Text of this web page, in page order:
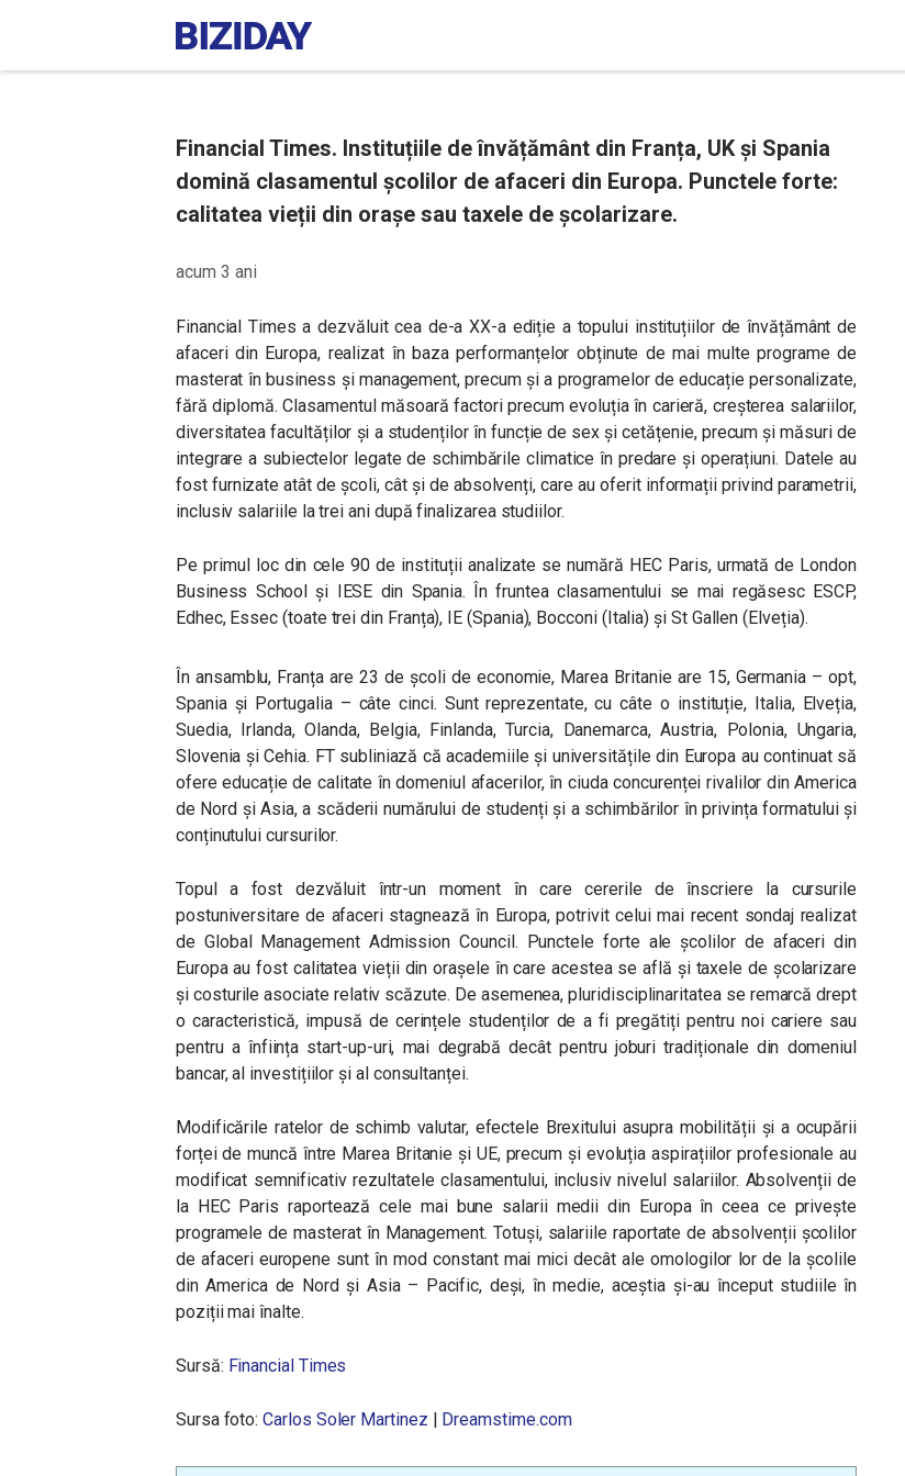
Financial Times. Instituțiile de învățământ din Franța, UK și Spania
domină clasamentul școlilor de afaceri din Europa. Punctele forte:
calitatea vieții din orașe sau taxele de școlarizare.
acum 3 ani
Financial Times a dezvăluit cea de-a XX-a ediție a topului instituțiilor de învățământ de
afaceri din Europa, realizat în baza performanțelor obținute de mai multe programe de
masterat în business și management, precum și a programelor de educație personalizate,
fără diplomă. Clasamentul măsoară factori precum evoluția în carieră, creșterea salariilor,
diversitatea facultăților și a studenților în funcție de sex și cetățenie, precum și măsuri de
integrare a subiectelor legate de schimbările climatice în predare și operațiuni. Datele au
fost furnizate atât de școli, cât și de absolvenți, care au oferit informații privind parametrii,
inclusiv salariile la trei ani după finalizarea studiilor.
Pe primul loc din cele 90 de instituții analizate se numără HEC Paris, urmată de London
Business School și IESE din Spania. În fruntea clasamentului se mai regăsesc ESCP,
Edhec, Essec (toate trei din Franța), IE (Spania), Bocconi (Italia) și St Gallen (Elveția).
În ansamblu, Franța are 23 de școli de economie, Marea Britanie are 15, Germania – opt,
Spania și Portugalia – câte cinci. Sunt reprezentate, cu câte o instituție, Italia, Elveția,
Suedia, Irlanda, Olanda, Belgia, Finlanda, Turcia, Danemarca, Austria, Polonia, Ungaria,
Slovenia și Cehia. FT subliniază că academiile și universitățile din Europa au continuat să
ofere educație de calitate în domeniul afacerilor, în ciuda concurenței rivalilor din America
de Nord și Asia, a scăderii numărului de studenți și a schimbărilor în privința formatului și
conținutului cursurilor.
Topul a fost dezvăluit într-un moment în care cererile de înscriere la cursurile
postuniversitare de afaceri stagnează în Europa, potrivit celui mai recent sondaj realizat
de Global Management Admission Council. Punctele forte ale școlilor de afaceri din
Europa au fost calitatea vieții din orașele în care acestea se află și taxele de școlarizare
și costurile asociate relativ scăzute. De asemenea, pluridisciplinaritatea se remarcă drept
o caracteristică, impusă de cerințele studenților de a fi pregătiți pentru noi cariere sau
pentru a înființa start-up-uri, mai degrabă decât pentru joburi tradiționale din domeniul
bancar, al investițiilor și al consultanței.
Modificările ratelor de schimb valutar, efectele Brexitului asupra mobilității și a ocupării
forței de muncă între Marea Britanie și UE, precum și evoluția aspirațiilor profesionale au
modificat semnificativ rezultatele clasamentului, inclusiv nivelul salariilor. Absolvenții de
la HEC Paris raportează cele mai bune salarii medii din Europa în ceea ce privește
programele de masterat în Management. Totuși, salariile raportate de absolvenții școlilor
de afaceri europene sunt în mod constant mai mici decât ale omologilor lor de la școlile
din America de Nord și Asia – Pacific, deși, în medie, aceștia și-au început studiile în
poziții mai înalte.
Sursă: Financial Times
Sursa foto: Carlos Soler Martinez | Dreamstime.com